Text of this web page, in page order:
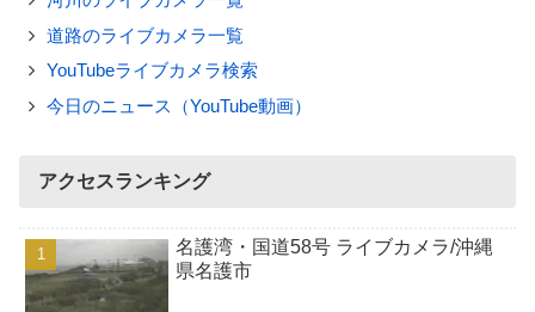
道路のライブカメラ一覧
YouTubeライブカメラ検索
今日のニュース（YouTube動画）
アクセスランキング
名護湾・国道58号 ライブカメラ/沖縄
県名護市